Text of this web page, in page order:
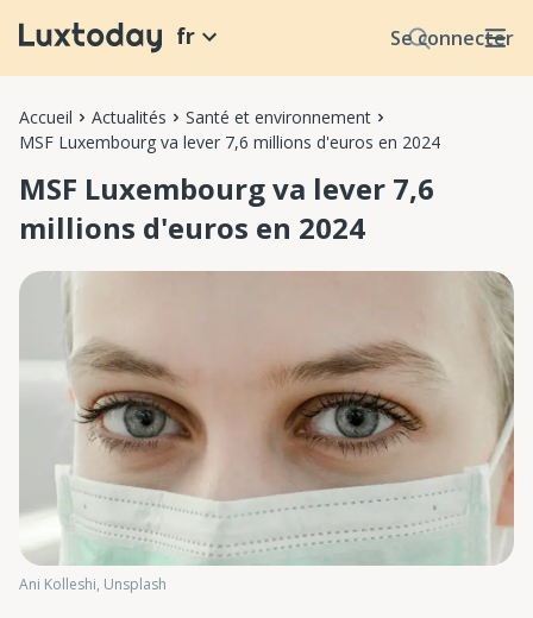
Se connecter
fr
Accueil Actualités
Santé et environnement
MSF Luxembourg va lever 7,6 millions d'euros en 2024
MSF Luxembourg va lever 7,6
millions d'euros en 2024
Ani Kolleshi, Unsplash